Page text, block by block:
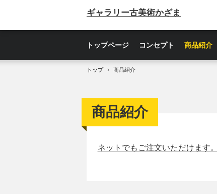
ギャラリー古美術かざま
トップページ コンセプト 商品紹介
トップ › 商品紹介
商品紹介
ネットでもご注文いただけます